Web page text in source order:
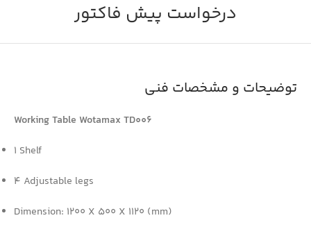
درخواست پیش فاکتور
توضیحات و مشخصات فنی
Working Table Wotamax TD006
1 Shelf
4 Adjustable legs
Dimension: 1200 X 500 X 1120 (mm)